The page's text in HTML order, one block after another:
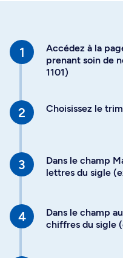
Accédez à la
prenant soin de
1101)
Choisissez le
Dans le champ
lettres du sigle
Dans le champ
chiffres du sigle